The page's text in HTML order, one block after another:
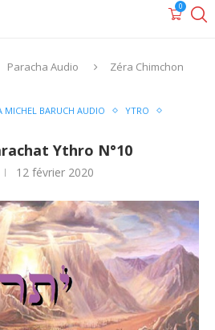
0
Paracha Audio
Zéra Chimchon
MICHEL BARUCH AUDIO
YTRO
Ythro N°10
12 février 2020